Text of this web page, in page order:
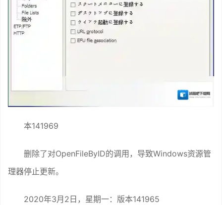
本141969
删除了对OpenFileByID的调用，导致Windows资源管
理器停止更新。
2020年3月2日，星期一：版本141965